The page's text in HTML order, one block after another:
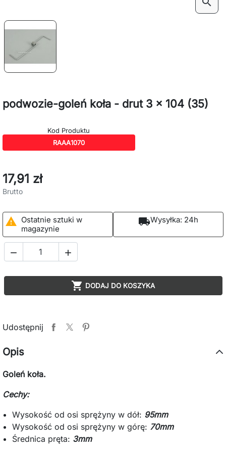
podwozie-goleń koła - drut 3 x 104 (35)
Kod Produktu
RAAA1070
17,91 zł
Brutto

Ostatnie sztuki w
magazynie
local_shippingWysyłka: 24h
 
 DODAJ DO KOSZYKA
Udostępnij
Opis
Goleń koła.
Cechy:
Wysokość od osi sprężyny w dół: 95mm
Wysokość od osi sprężyny w górę: 70mm
Średnica pręta: 3mm